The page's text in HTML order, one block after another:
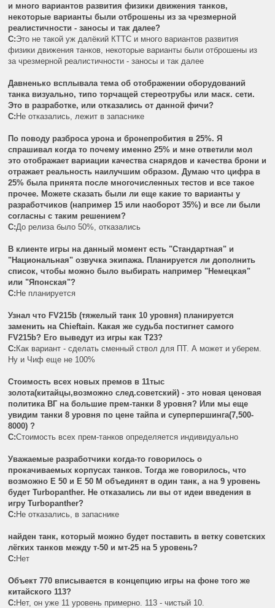
и много вариантов развития физики движения танков,
некоторые варианты были отброшены из за чрезмерной
реалистичности - заносы и так далее?
C:Это не такой уж далёкий КТТС и много вариантов развития
физики движения танков, некоторые варианты были отброшены из
за чрезмерной реалистичности - заносы и так далее
Давненько всплывала тема об отображении оборудований
танка визуально, типо торчащей стереотрубы или маск. сети.
Это в разработке, или отказались от данной фичи?
C:Не отказались, лежит в запаснике
По поводу разброса урона и бронепробития в 25%. Я
спрашивал когда то почему именно 25% и мне ответили мол
это отображает вариации качества снарядов и качества брони и
отражает реальность наилучшим образом. Думаю что цифра в
25% была принята после многочисленных тестов и все такое
прочее. Можете сказать были ли еще какие то варианты у
разработчиков (например 15 или наоборот 35%) и все ли были
согласны с таким решением?
C:До релиза было 50%, отказались
В клиенте игры на данный момент есть "Стандартная" и
"Национальная" озвучка экипажа. Планируется ли дополнить
список, чтобы можно было выбирать например "Немецкая"
или "Японская"?
C:Не планируется
Узнал что FV215b (тяжелый танк 10 уровня) планируется
заменить на Chieftain. Какая же судьба постигнет самого
FV215b? Его выведут из игры как Т23?
C:Как вариант - сделать сменный ствол для ПТ. А может и уберем.
Ну и Чиф еще не 100%
Стоимость всех новых премов в 11тыс
золота(китайцы,возможно след.советский) - это новая ценовая
политика ВГ на большие прем-танки 8 уровня? Или мы еще
увидим танки 8 уровня по цене тайпа и суперпершинга(7,500-
8000) ?
C:Стоимость всех прем-танков определяется индивидуально
Уважаемые разработчики когда-то говорилось о
прокачиваемых корпусах танков. Тогда же говорилось, что
возможно Е 50 и Е 50 М объединят в один танк, а на 9 уровень
будет Turbopanther. Не отказались ли вы от идеи введения в
игру Turbopanther?
C:Не отказались, в запаснике
найден танк, который можно будет поставить в ветку советских
лёгких танков между т-50 и мт-25 на 5 уровень?
C:Нет
Объект 770 вписывается в концепцию игры на фоне того же
китайского 113?
C:Нет, он уже 11 уровень примерно. 113 - чистый 10.